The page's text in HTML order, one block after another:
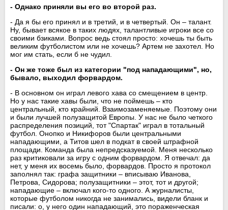
- Однако приняли вы его во второй раз.
- Да я бы его принял и в третий, и в четвертый. Он – талант.
Ну, бывает всякое в таких людях, талантливые игроки все со
своими бзиками. Вопрос ведь стоял просто: хочешь ты быть
великим футболистом или не хочешь? Артем не захотел. Но
мог им стать, если б не чудил.
- Он же тоже был из категории "под нападающими", но,
бывало, выходил форвардом.
- В основном он играл левого хава со смещением в центр.
Но у нас такие хавы были, что не поймешь – кто
центральный, кто крайний. Взаимозаменяемые. Поэтому они
и были лучшей полузащитой Европы. У нас не было четкого
распределения позиций, тот "Спартак" играл в тотальный
футбол. Онопко и Никифоров были центральными
нападающими, а Титов шел в подкат в своей штрафной
площади. Команда была непредсказуемой. Меня несколько
раз критиковали за игру с одним форвардом. Я отвечал: да
нет, у меня их восемь было, форвардов. Просто я протокол
заполнял так: графа защитники – вписываю Иванова,
Петрова, Сидорова; полузащитники – этот, тот и другой;
нападающие – включал кого-то одного. А журналисты,
которые футболом никогда не занимались, видели бланк и
писали: о, у него один нападающий, это пораженческая